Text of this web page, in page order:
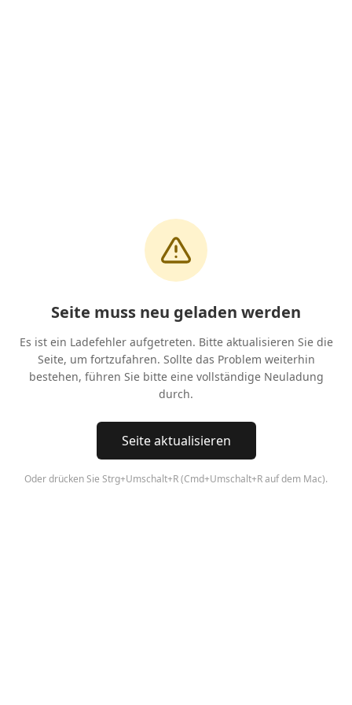
Seite muss neu geladen werden
Es ist ein Ladefehler aufgetreten. Bitte aktualisieren Sie die
Seite, um fortzufahren. Sollte das Problem weiterhin
bestehen, führen Sie bitte eine vollständige Neuladung
durch.
Seite aktualisieren
Oder drücken Sie Strg+Umschalt+R (Cmd+Umschalt+R auf dem Mac).